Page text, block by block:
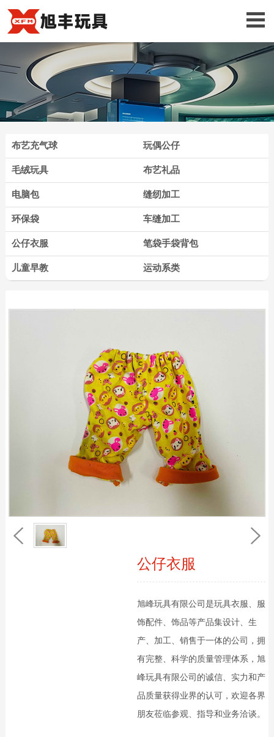
布艺充气球 玩偶公仔
毛绒玩具 布艺礼品
电脑包 缝纫加工
环保袋 车缝加工
公仔衣服 笔袋手袋背包
儿童早教 运动系类
公仔衣服
旭峰玩具有限公司是玩具衣服、服
饰配件、饰品等产品集设计、生
产、加工、销售于一体的公司，拥
有完整、科学的质量管理体系，旭
峰玩具有限公司的诚信、实力和产
品质量获得业界的认可，欢迎各界
朋友莅临参观、指导和业务洽谈。